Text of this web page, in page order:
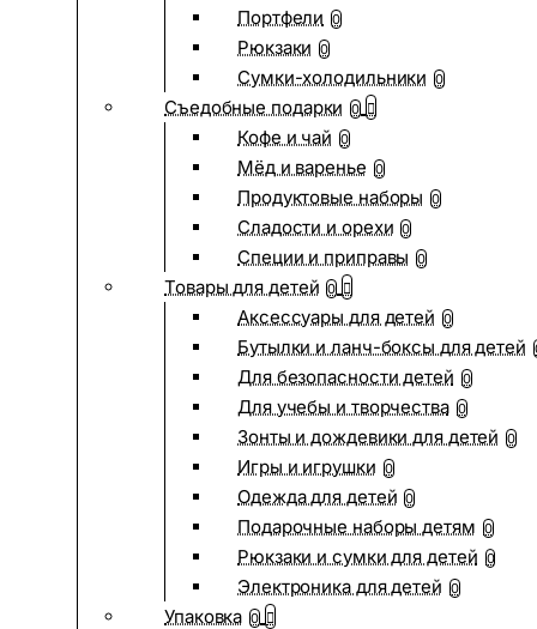
Портфели 0
Рюкзаки 0
Сумки-холодильники 0
Съедобные подарки 0
Кофе и чай 0
Мёд и варенье 0
Продуктовые наборы 0
Сладости и орехи 0
Специи и приправы 0
Товары для детей 0
Аксессуары для детей 0
Бутылки и ланч-боксы для детей
Для безопасности детей 0
Для учебы и творчества 0
Зонты и дождевики для детей 0
Игры и игрушки 0
Одежда для детей 0
Подарочные наборы детям 0
Рюкзаки и сумки для детей 0
Электроника для детей 0
Упаковка 0